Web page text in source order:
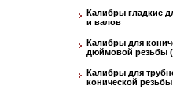
Калибры гладкие
и валов
Калибры для
дюймовой резьбы
Калибры для
конической резьбы